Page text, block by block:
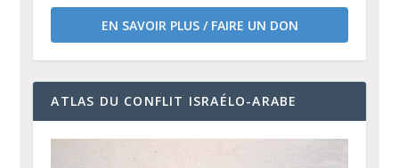
EN SAVOIR PLUS / FAIRE UN DON
ATLAS DU CONFLIT ISRAÉLO-ARABE